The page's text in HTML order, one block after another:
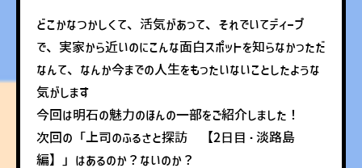
どこかなつかしくて、活気があって、それでいてディープ
で、実家から近いのにこんな面白スポットを知らなかっただ
なんて、なんか今までの人生をもったいないことしたような
気がします
今回は明石の魅力のほんの一部をご紹介しました！
次回の「上司のふるさと探訪 【2日目・淡路島
編】」はあるのか？ないのか？